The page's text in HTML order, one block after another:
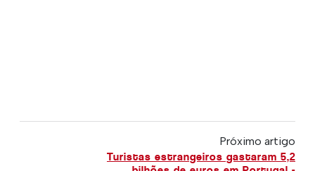
Próximo artigo
Turistas estrangeiros gastaram 5,2